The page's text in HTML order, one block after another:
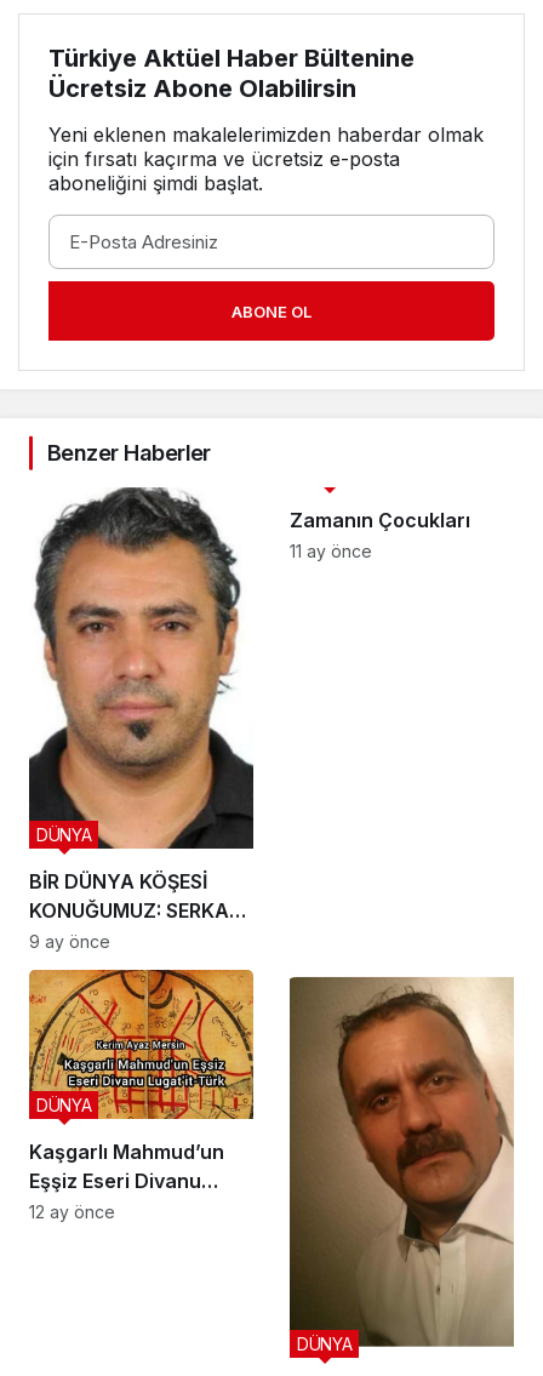
Türkiye Aktüel Haber Bültenine
Ücretsiz Abone Olabilirsin
Yeni eklenen makalelerimizden haberdar olmak
için fırsatı kaçırma ve ücretsiz e-posta
aboneliğini şimdi başlat.
ABONE OL
Benzer Haberler
BİR DÜNYA KÖŞESİ
KONUĞUMUZ: SERKAN
KIPÇAK
DÜNYA
9 ay önce
Zamanın Çocukları
11 ay önce
Kaşgarlı Mahmud’un
Eşşiz Eseri Divanu
Lugat’it-Türk’
DÜNYA
12 ay önce
DÜNYA